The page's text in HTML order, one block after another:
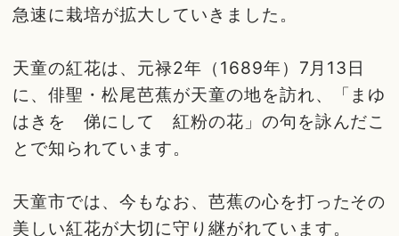
急速に栽培が拡大していきました。
天童の紅花は、元禄2年（1689年）7月13日
に、俳聖・松尾芭蕉が天童の地を訪れ、「まゆ
はきを 俤にして 紅粉の花」の句を詠んだこ
とで知られています。
天童市では、今もなお、芭蕉の心を打ったその
美しい紅花が大切に守り継がれています。